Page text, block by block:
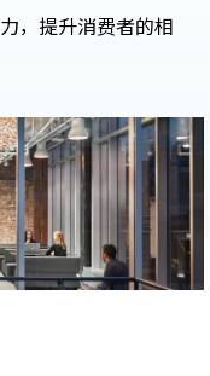
，提升消费者的相